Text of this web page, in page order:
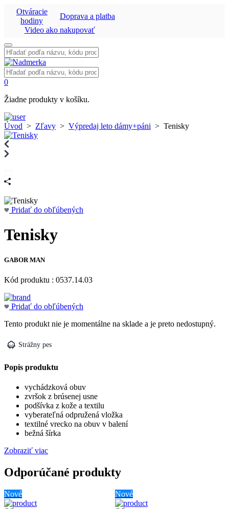
Otváracie
hodiny
Doprava a platba
Video ako nakupovať
Vyhľadať:
Vyhľadať:
0
Žiadne produkty v košíku.
Úvod > Zľavy > Výpredaj leto dámy+páni > Tenisky
Pridať do obľúbených
Tenisky
GABOR MAN
Kód produktu : 0537.14.03
Pridať do obľúbených
Tento produkt nie je momentálne na sklade a je preto nedostupný.
Strážny pes
Popis produktu
vychádzková obuv
zvršok z brúsenej usne
podšívka z kože a textilu
vyberateľná odpružená vložka
textilné vrecko na obuv v balení
bežná šírka
Zobraziť viac
Odporúčané produkty
Nové Nové